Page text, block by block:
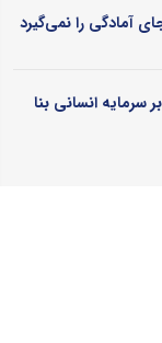
آمادگی را نمی‌گیرد
سرمایه انسانی بنا